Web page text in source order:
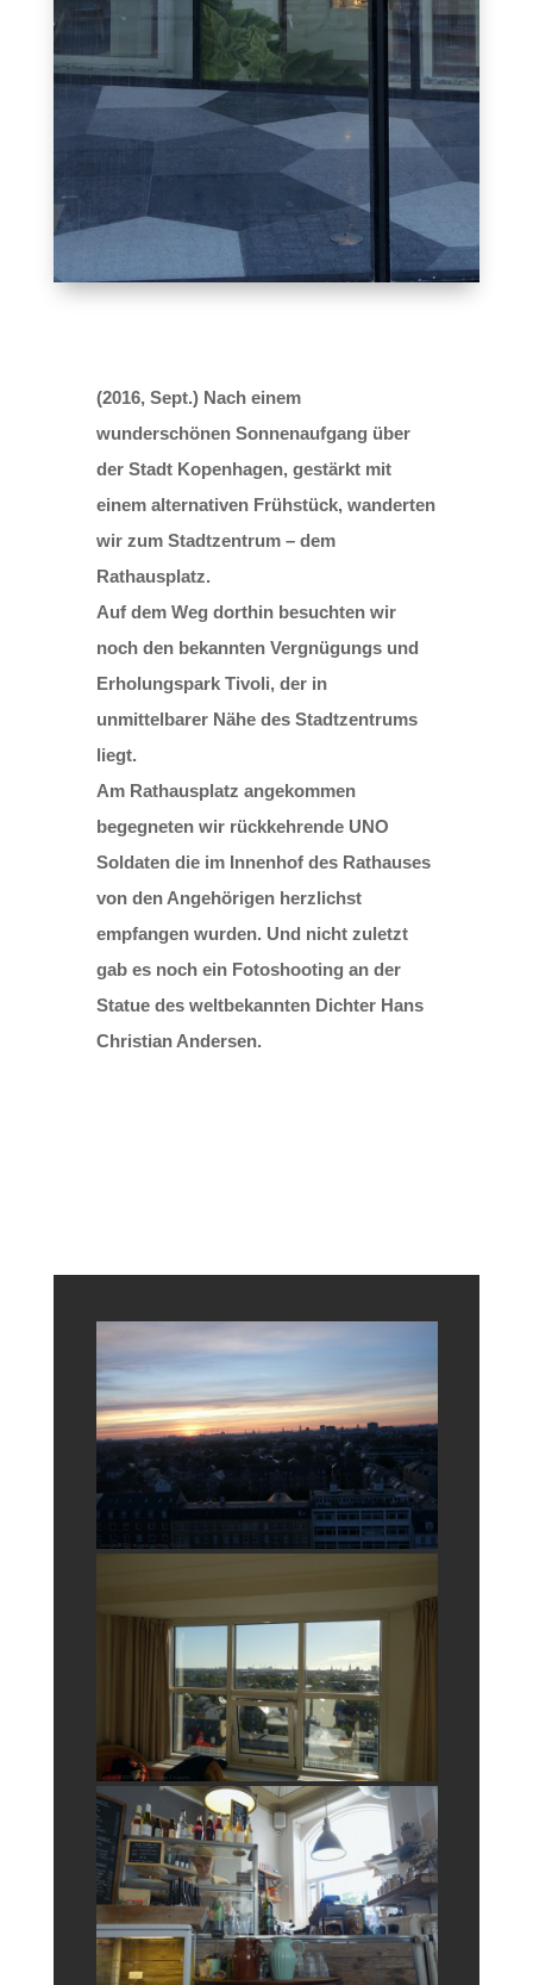
(2016, Sept.) Nach einem
wunderschönen Sonnenaufgang über
der Stadt Kopenhagen, gestärkt mit
einem alternativen Frühstück, wanderten
wir zum Stadtzentrum – dem
Rathausplatz.
Auf dem Weg dorthin besuchten wir
noch den bekannten Vergnügungs und
Erholungspark Tivoli, der in
unmittelbarer Nähe des Stadtzentrums
liegt.
Am Rathausplatz angekommen
begegneten wir rückkehrende UNO
Soldaten die im Innenhof des Rathauses
von den Angehörigen herzlichst
empfangen wurden. Und nicht zuletzt
gab es noch ein Fotoshooting an der
Statue des weltbekannten Dichter Hans
Christian Andersen.